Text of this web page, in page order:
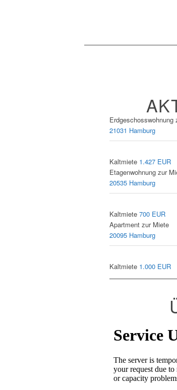
Erdgeschosswohnung
21031 Hamburg
Kaltmiete 1.427 EUR
Etagenwohnung zur
20535 Hamburg
Kaltmiete 700 EUR
Apartment zur Miete
20095 Hamburg
Kaltmiete 1.000 EUR